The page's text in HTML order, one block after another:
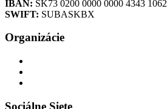
IBAN: SK73 0200 0000 0000 4343 1062
SWIFT: SUBASKBX
Organizácie
Sociálne Siete